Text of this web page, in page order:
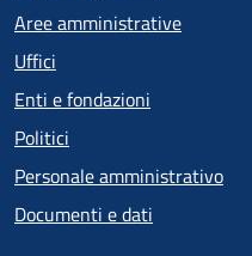
Aree amministrative
Uffici
Enti e fondazioni
Politici
Personale amministrativo
Documenti e dati